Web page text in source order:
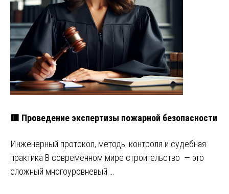
🟥 Проведение экспертизы пожарной безопасности
Инженерный протокол, методы контроля и судебная
практика В современном мире строительство — это
сложный многоуровневый …